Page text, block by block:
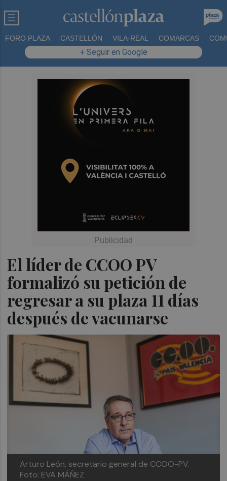
FORO PLAZA CASTELLÓN VILA-REAL COMARCAS
+ Seguir en Google
El líder de CCOO PV
formalizó su petición de
regresar a su plaza 11 días
después de vacunarse
Arturo León, secretario general de CCOO-PV.
Foto: EVA MÁÑEZ